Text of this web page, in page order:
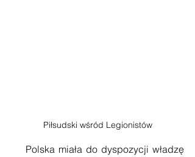
Piłsudski wśród Legionistów
Polska miała do dyspozycji władzę